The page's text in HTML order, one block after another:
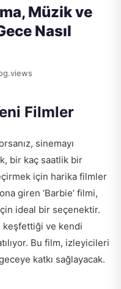
Müzik ve
Nasıl
Filmler
sinemayı
bir kaç saatlik bir
için harika filmler
giren ‘Barbie’ filmi,
ideal bir seçenektir.
keşfettiği ve kendi
Bu film, izleyicileri
katkı sağlayacak.